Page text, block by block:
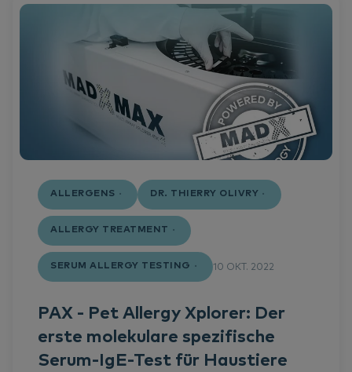
ALLERGENS DR. THIERRY OLIVRY
ALLERGY TREATMENT
SERUM ALLERGY TESTING 10 OKT. 2022
PAX - Pet Allergy Xplorer: Der
erste molekulare spezifische
Serum-IgE-Test für Haustiere